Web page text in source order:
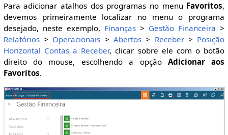
Para adicionar atalhos dos programas no menu Favoritos,
devemos primeiramente localizar no menu o programa
desejado, neste exemplo, Finanças> Gestão Financeira >
Relatórios> Operacionais >Abertos > Receber> Posição
Horizontal Contas a Receber, clicar sobre ele com o botão
direito do mouse, escolhendo a opção Adicionar aos
Favoritos.